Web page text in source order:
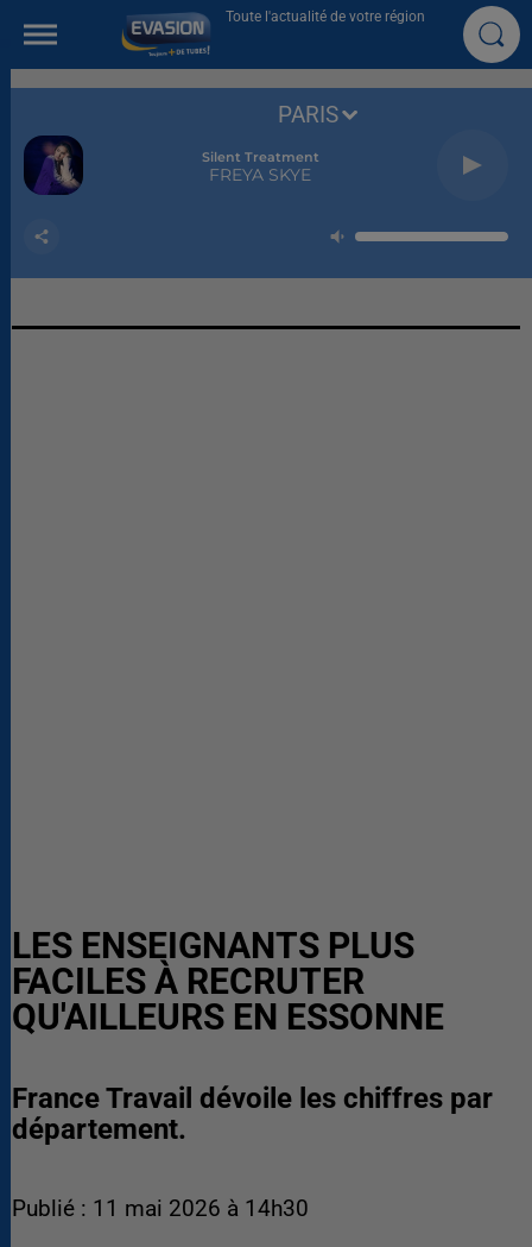
Toute l'actualité de votre région
Silent Treatment
FREYA SKYE
PARIS
LES ENSEIGNANTS PLUS
FACILES À RECRUTER
QU'AILLEURS EN ESSONNE
France Travail dévoile les chiffres par
département.
Publié : 11 mai 2026 à 14h30